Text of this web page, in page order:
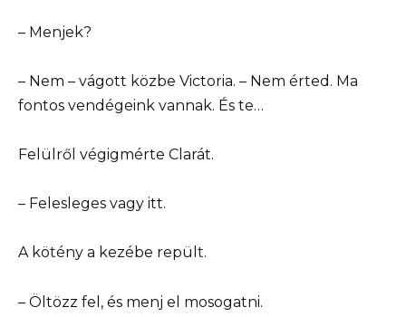
– Menjek?
– Nem – vágott közbe Victoria. – Nem érted. Ma
fontos vendégeink vannak. És te…
Felülről végigmérte Clarát.
– Felesleges vagy itt.
A kötény a kezébe repült.
– Öltözz fel, és menj el mosogatni.